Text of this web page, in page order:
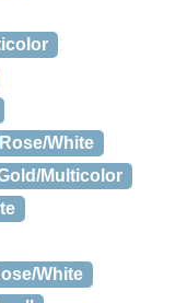
White
Multicolor
White